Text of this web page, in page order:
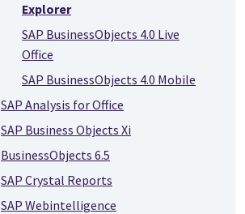
Explorer
SAP BusinessObjects 4.0 Live
Office
SAP BusinessObjects 4.0 Mobile
SAP Analysis for Office
SAP Business Objects Xi
BusinessObjects 6.5
SAP Crystal Reports
SAP Webintelligence